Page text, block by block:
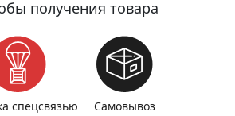
получения товара
спецсвязью Самовывоз